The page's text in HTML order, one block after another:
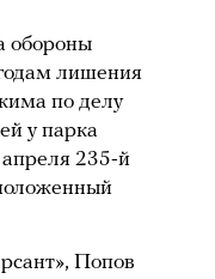
обороны
лишения
по делу
у парка
235-й
Попов